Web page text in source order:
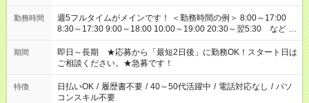
勤務時間
週5フルタイムがメインです！ ＜勤務時間の例＞ 8:00～17:00
8:30～17:30 9:00～18:00 10:00～19:00 20:30～翌5:30 など ★
その他にも勤務時間多数！ 日勤のみ、残業なし、交替制など
ご希望を教えてください！
期間
即日～長期 ★応募から「最短2日後」に勤務OK！スタート日は
ご相談ください。★急募です！
特徴 日払いOK / 履歴書不要 / 40～50代活躍中 / 電話対応なし / パソ
コンスキル不要